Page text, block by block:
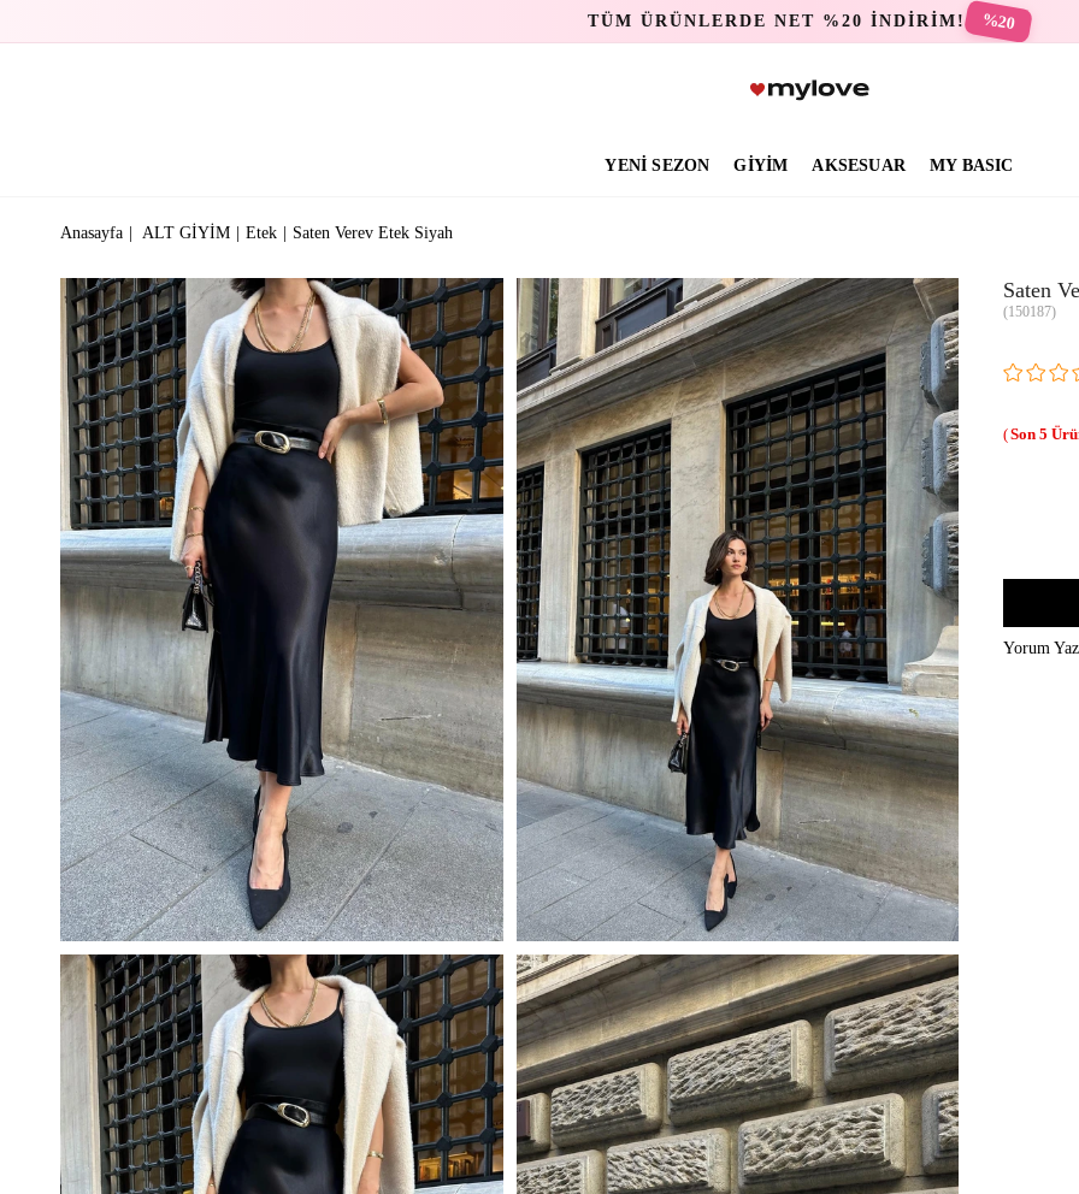
TÜM ÜRÜNLERDE NET %20 İNDİRİM! %20
YENİ SEZON GİYİM AKSESUAR MY BASIC
Anasayfa ALT GİYİM Etek Saten Verev Etek Siyah
Saten
(150187)
5
Yorum Yaz